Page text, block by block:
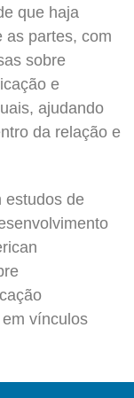
que haja
as partes, com
sobre
e
ajudando
da relação e
estudos de
vínculos